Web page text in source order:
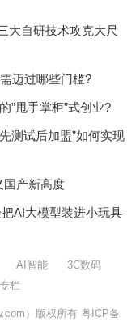
大自研技术攻克大尺
迈过哪些门槛?
”甩手掌柜”式创业?
测试后加盟”如何实现
国产新高度
AI大模型装进小玩具
AI智能
3C数码
专栏
）版权所有粤ICP备